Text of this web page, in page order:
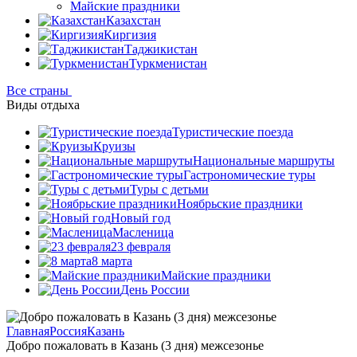
Майские праздники
Казахстан
Киргизия
Таджикистан
Туркменистан
Все страны
Виды отдыха
Туристические поезда
Круизы
Национальные маршруты
Гастрономические туры
Туры с детьми
Ноябрьские праздники
Новый год
Масленица
23 февраля
8 марта
Майские праздники
День России
ГлавнаяРоссияКазань
Добро пожаловать в Казань (3 дня) межсезонье